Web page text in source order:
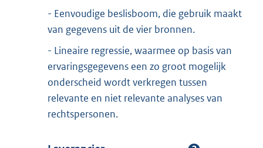
- Eenvoudige beslisboom, die gebruik maakt
van gegevens uit de vier bronnen.
- Lineaire regressie, waarmee op basis van
ervaringsgegevens een zo groot mogelijk
onderscheid wordt verkregen tussen
relevante en niet relevante analyses van
rechtspersonen.